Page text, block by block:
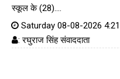
स्कूल के (28)....
Saturday 08-08-2026
: रघुराज सिंह संवाददाता